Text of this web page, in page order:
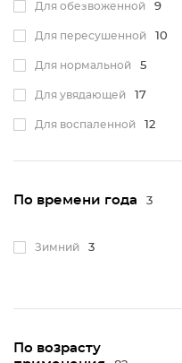
Для обезвоженной 9
Для пересушенной 10
Для нормальной 5
Для увядающей 17
Для воспаленной 12
Для поврежденной
По времени года 3
Зимний 3
По возрасту